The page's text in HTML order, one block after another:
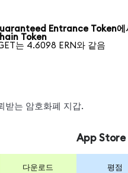
Entrance Token
Token
는 4.6098 ERN와 같음
받는 암호화폐 지갑.
다운로드
App Store
평점